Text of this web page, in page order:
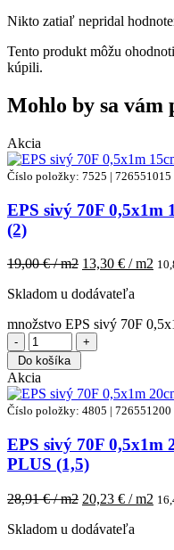
Nikto zatiaľ nepridal
Tento produkt môžu
kúpili.
Mohlo by sa vám
Akcia
Číslo položky: 7525 | 726551015
EPS sivý 70F
(2)
19,00€ / m2 13,30 € / m2
Skladom u dodávateľa
množstvo EPS sivý 70F
Do košíka
Akcia
Číslo položky: 4805 | 726551200
EPS sivý 70F
PLUS (1,5)
28,91€ / m2 20,23 € / m2
Skladom u dodávateľa